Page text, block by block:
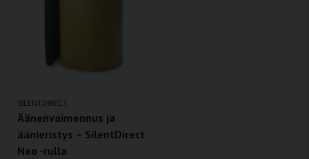
SILENTDIRECT
Äänenvaimennus ja
äänieristys – SilentDirect
Neo -rulla